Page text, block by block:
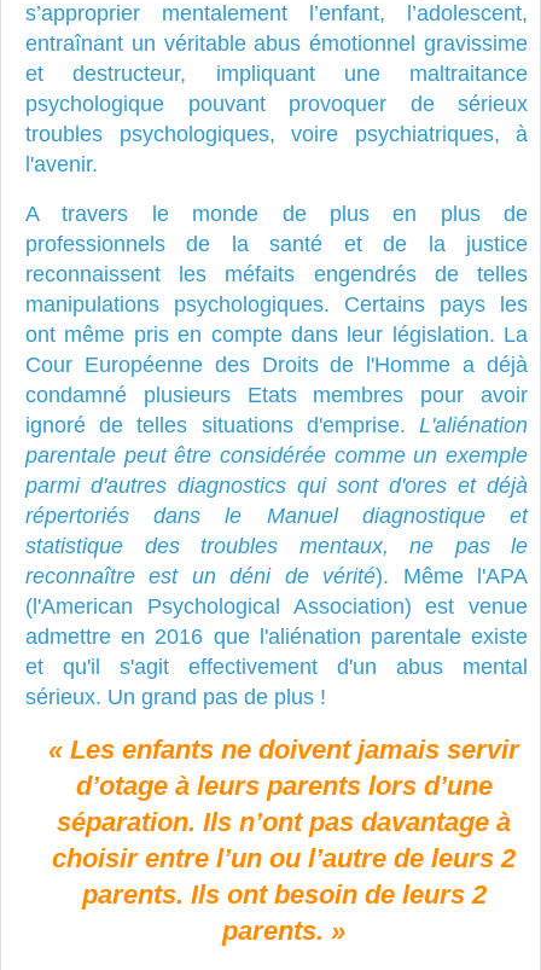
s’approprier mentalement l’enfant, l’adolescent,
entraînant un véritable abus émotionnel gravissime
et destructeur, impliquant une maltraitance
psychologique pouvant provoquer de sérieux
troubles psychologiques, voire psychiatriques, à
l'avenir.
A travers le monde de plus en plus de
professionnels de la santé et de la justice
reconnaissent les méfaits engendrés de telles
manipulations psychologiques. Certains pays les
ont même pris en compte dans leur législation. La
Cour Européenne des Droits de l'Homme a déjà
condamné plusieurs Etats membres pour avoir
ignoré de telles situations d'emprise. L'aliénation
parentale peut être considérée comme un exemple
parmi d'autres diagnostics qui sont d'ores et déjà
répertoriés dans le Manuel diagnostique et
statistique des troubles mentaux, ne pas le
reconnaître est un déni de vérité). Même
l'APA
(l'American Psychological Association)est venue
admettre en 2016 que l'aliénation parentale existe
et qu'il s'agit effectivement d'un abus mental
sérieux. Un grand pas de plus !
« Les enfants ne doivent jamais servir
d’otage à leurs parents lors d’une
séparation. Ils n’ont pas davantage à
choisir entre l’un ou l’autre de leurs 2
parents. Ils ont besoin de leurs 2
parents. »